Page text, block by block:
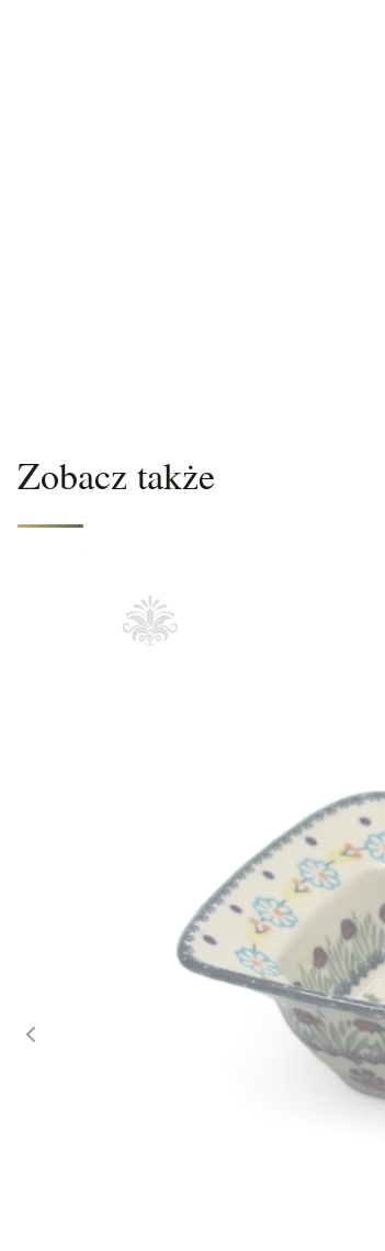
Zobacz także